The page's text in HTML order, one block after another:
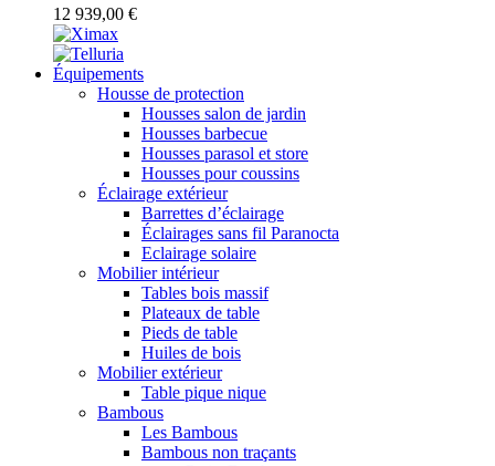
12 939,00 €
Équipements
Housse de protection
Housses salon de jardin
Housses barbecue
Housses parasol et store
Housses pour coussins
Éclairage extérieur
Barrettes d’éclairage
Éclairages sans fil Paranocta
Eclairage solaire
Mobilier intérieur
Tables bois massif
Plateaux de table
Pieds de table
Huiles de bois
Mobilier extérieur
Table pique nique
Bambous
Les Bambous
Bambous non traçants